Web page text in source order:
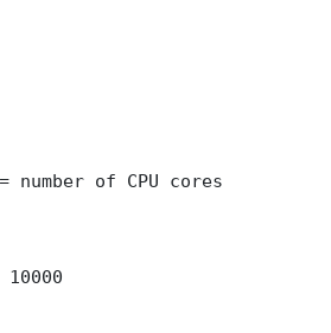
of CPU cores